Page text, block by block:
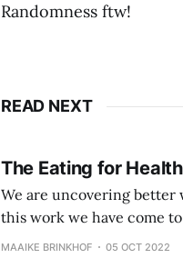
Randomness ftw!
READ NEXT
The Eating for
We are uncovering better
this work we have come to value: Veggies, fruits and wholegrain foods, lean
processed foods and beverages Simple eating over comprehensive diet plan
MAAIKE BRINKHOF 05 OCT 2022